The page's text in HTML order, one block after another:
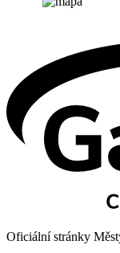
Oficiální stránky